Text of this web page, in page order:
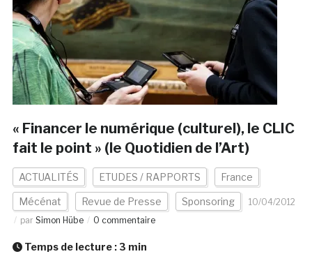
« Financer le numérique (culturel), le CLIC
fait le point » (le Quotidien de l’Art)
ACTUALITÉS ETUDES / RAPPORTS France
Mécénat Revue de Presse Sponsoring
10/04/2012
par Simon Hübe 0 commentaire
Temps de lecture : 3 min